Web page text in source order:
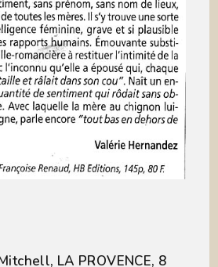
LA PROVENCE, 8